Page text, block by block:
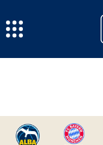
HOME
SCHLUSS: